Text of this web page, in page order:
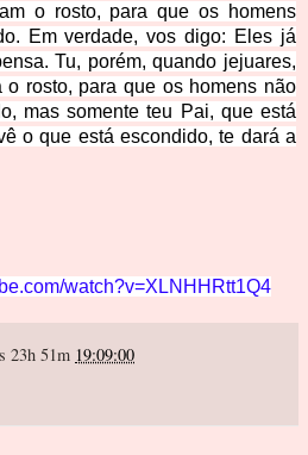
o rosto, para que os homens
Em verdade, vos digo: Eles já
Tu, porém, quando jejuares,
o rosto, para que os homens não
mas somente teu Pai, que está
o que está escondido, te dará a
watch?v=XLNHHRtt1Q4
23h 51m 19:09:00